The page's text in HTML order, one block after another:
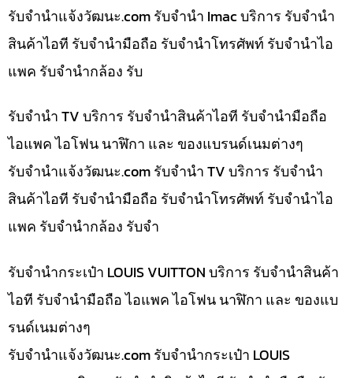
รับจํานําแจ้งวัฒนะ.com รับจำนำ Imac บริการ รับจำนำ
สินค้าไอที รับจำนำมือถือ รับจำนำโทรศัพท์ รับจำนำไอ
แพค รับจำนำกล้อง รับ
รับจำนำ TV บริการ รับจำนำสินค้าไอที รับจำนำมือถือ
ไอแพค ไอโฟน นาฬิกา และ ของแบรนด์เนมต่างๆ
รับจํานําแจ้งวัฒนะ.com รับจำนำ TV บริการ รับจำนำ
สินค้าไอที รับจำนำมือถือ รับจำนำโทรศัพท์ รับจำนำไอ
แพค รับจำนำกล้อง รับจำ
รับจำนำกระเป๋า LOUIS VUITTON บริการ รับจำนำสินค้า
ไอที รับจำนำมือถือ ไอแพค ไอโฟน นาฬิกา และ ของแบ
รนด์เนมต่างๆ
รับจํานําแจ้งวัฒนะ.com รับจำนำกระเป๋า LOUIS